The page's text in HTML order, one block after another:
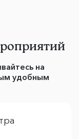
на
удобным